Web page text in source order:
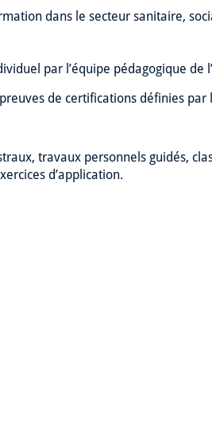
dans le secteur sanitaire,
par l’équipe pédagogique de
de certifications définies
travaux personnels guidés,
d’application.